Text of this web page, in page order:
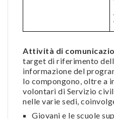
Attività di
target di riferimento
informazione del
lo compongono, oltre a
volontari di Servizio
nelle varie sedi,
Giovani e le scuole